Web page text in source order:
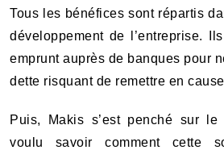
Tous les bénéfices sont répartis
développement de l’entreprise.
emprunt auprès de banques pour
dette risquant de remettre en
Puis, Makis s’est penché sur
voulu savoir comment cette